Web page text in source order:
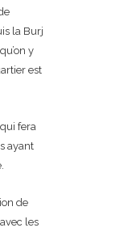
la Burj
y
est
fera
ayant
de
les